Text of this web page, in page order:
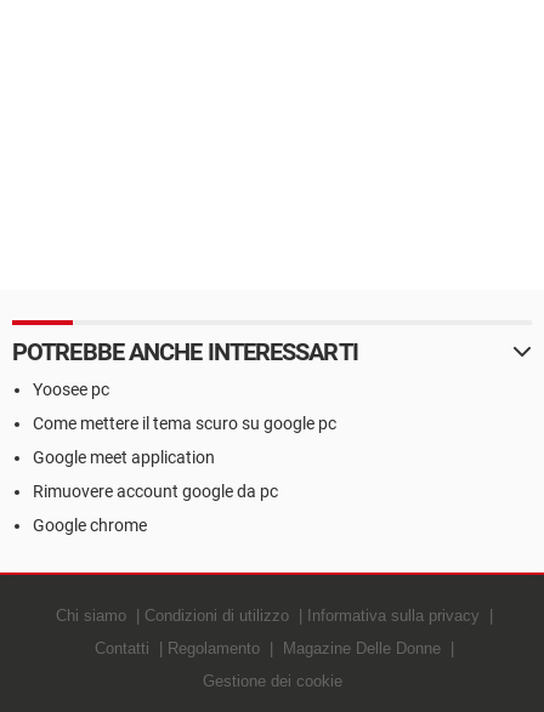
POTREBBE ANCHE INTERESSARTI
Yoosee pc
Come mettere il tema scuro su google pc
Google meet application
Rimuovere account google da pc
Google chrome
Chi siamo Condizioni di utilizzo
Informativa sulla privacy
Contatti
Regolamento
Magazine Delle Donne
Gestione dei cookie